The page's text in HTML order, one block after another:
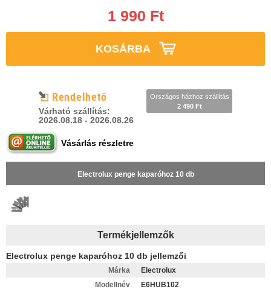
1 990 Ft
KOSÁRBA
Rendelhető
Várható szállítás:
2026.08.18 - 2026.08.26
Országos házhoz szállítás
2 490 Ft
Vásárlás részletre
Electrolux penge kaparóhoz 10 db
Termékjellemzők
Electrolux penge kaparóhoz 10 db jellemzői
Márka
Electrolux
Modellnév
E6HUB102